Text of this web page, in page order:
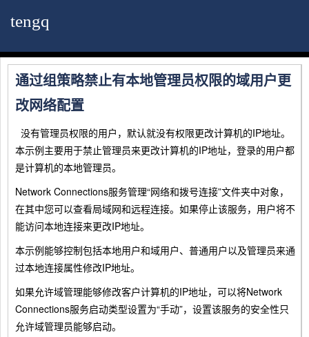
tengq
通过组策略禁止有本地管理员权限的域用户更
改网络配置
没有管理员权限的用户，默认就没有权限更改计算机的IP地址。
本示例主要用于禁止管理员来更改计算机的IP地址，登录的用户都
是计算机的本地管理员。
Network Connections服务管理“网络和拨号连接”文件夹中对象，
在其中您可以查看局域网和远程连接。如果停止该服务，用户将不
能访问本地连接来更改IP地址。
本示例能够控制包括本地用户和域用户、普通用户以及管理员来通
过本地连接属性修改IP地址。
如果允许域管理能够修改客户计算机的IP地址，可以将Network
Connections服务启动类型设置为“手动”，设置该服务的安全性只
允许域管理员能够启动。